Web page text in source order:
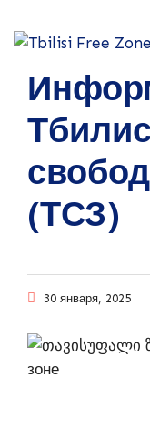
(ТСЗ)
30 января, 2025